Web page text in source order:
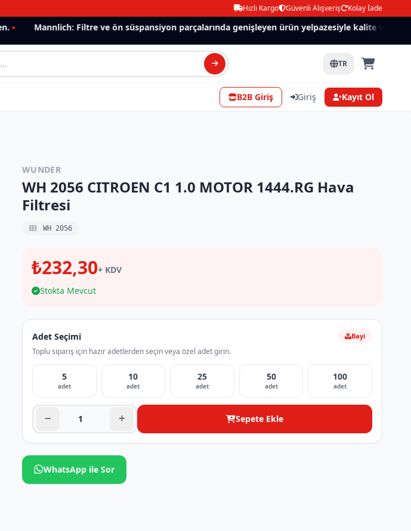
Hızlı Kargo Güvenli Alışveriş Kolay İade
Mannlich: Filtre ve ön süspansiyon parçalarında genişleyen ürün yelpazesiyle kalite ve güven.
TR
B2B Giriş Giriş Kayıt Ol
WUNDER
WH 2056 CITROEN C1 1.0 MOTOR 1444.RG Hava
Filtresi
WH 2056
₺232,30+ KDV
Stokta Mevcut
Adet Seçimi
Toplu sipariş için hazır adetlerden seçin veya özel adet girin.
Bayi
5
adet
10
adet
25
adet
50
adet
100
adet
Sepete Ekle
WhatsApp ile Sor